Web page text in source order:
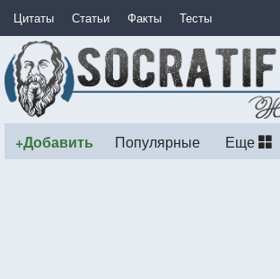
Цитаты Статьи Факты Тесты
+Добавить Популярные Еще